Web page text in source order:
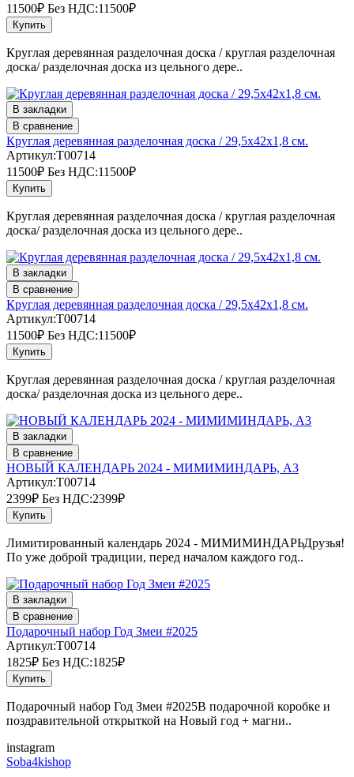
11500₽ Без НДС:11500₽
Купить
Круглая деревянная разделочная доска / круглая разделочная
доска/ разделочная доска из цельного дере..
В закладки
В сравнение
Круглая деревянная разделочная доска / 29,5х42х1,8 см.
Артикул:T00714
11500₽ Без НДС:11500₽
Купить
Круглая деревянная разделочная доска / круглая разделочная
доска/ разделочная доска из цельного дере..
В закладки
В сравнение
Круглая деревянная разделочная доска / 29,5х42х1,8 см.
Артикул:T00714
11500₽ Без НДС:11500₽
Купить
Круглая деревянная разделочная доска / круглая разделочная
доска/ разделочная доска из цельного дере..
В закладки
В сравнение
НОВЫЙ КАЛЕНДАРЬ 2024 - МИМИМИНДАРЬ, А3
Артикул:T00714
2399₽ Без НДС:2399₽
Купить
Лимитированный календарь 2024 - МИМИМИНДАРЬДрузья!
По уже доброй традиции, перед началом каждого год..
В закладки
В сравнение
Подарочный набор Год Змеи #2025
Артикул:T00714
1825₽ Без НДС:1825₽
Купить
Подарочный набор Год Змеи #2025В подарочной коробке и
поздравительной открыткой на Новый год + магни..
instagram
Soba4kishop